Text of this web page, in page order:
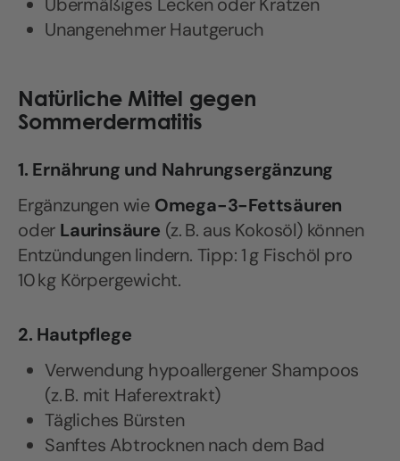
Unangenehmer Hautgeruch
Natürliche Mittel gegen
Sommerdermatitis
1. Ernährung und Nahrungsergänzung
Ergänzungen wie Omega-3-Fettsäuren
oder Laurinsäure (z. B. aus Kokosöl) können
Entzündungen lindern. Tipp: 1 g Fischöl pro
10 kg Körpergewicht.
2. Hautpflege
Verwendung hypoallergener Shampoos
(z. B. mit Haferextrakt)
Tägliches Bürsten
Sanftes Abtrocknen nach dem Bad